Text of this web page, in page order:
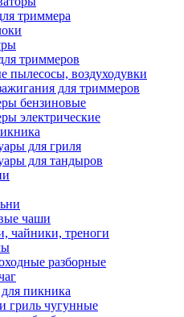
триммера
триммеров
пылесосы, воздуходувки
для триммеров
бензиновые
электрические
для гриля
для тандыров
чаши
чайники, треноги
разборные
пикника
гриль чугунные